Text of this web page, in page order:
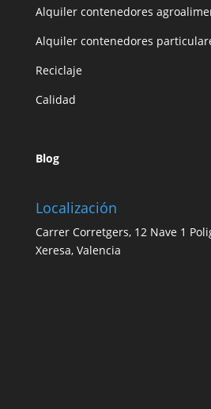
Alquiler contenedores
Alquiler contenedores
Reciclaje
Calidad
Blog
Localización
Carrer Corretgers, 12 Nave 1
Xeresa, Valencia